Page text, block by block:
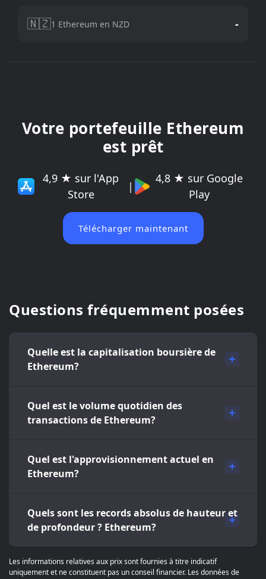
🇳🇿1 Ethereum en NZD -
Votre portefeuille Ethereum
est prêt
4,9 ★ sur l'App
Store
|
4,8 ★ sur Google
Play
Télécharger maintenant
Questions fréquemment posées
Quelle est la capitalisation boursière de
Ethereum?
Quel est le volume quotidien des
transactions de Ethereum?
Quel est l'approvisionnement actuel en
Ethereum?
Quels sont les records absolus de hauteur et
de profondeur ? Ethereum?
Les informations relatives aux prix sont fournies à titre indicatif
uniquement et ne constituent pas un conseil financier. Les données de